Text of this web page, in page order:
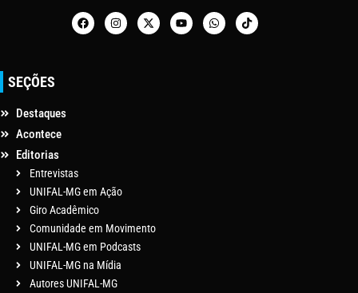
SEÇÕES
Destaques
Acontece
Editorias
Entrevistas
UNIFAL-MG em Ação
Giro Acadêmico
Comunidade em Movimento
UNIFAL-MG em Podcasts
UNIFAL-MG na Mídia
Autores UNIFAL-MG